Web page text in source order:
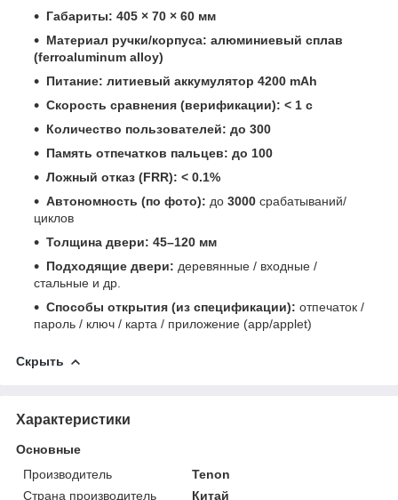
Габариты: 405 × 70 × 60 мм
Материал ручки/корпуса: алюминиевый сплав
(ferroaluminum alloy)
Питание: литиевый аккумулятор 4200 mAh
Скорость сравнения (верификации): < 1 c
Количество пользователей: до 300
Память отпечатков пальцев: до 100
Ложный отказ (FRR): < 0.1%
Автономность (по фото): до 3000 срабатываний/
циклов
Толщина двери: 45–120 мм
Подходящие двери: деревянные / входные /
стальные и др.
Способы открытия (из спецификации): отпечаток /
пароль / ключ / карта / приложение (app/applet)
Скрыть
Характеристики
Основные
Производитель
Tenon
Страна производитель
Китай